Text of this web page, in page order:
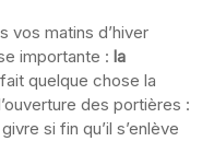
vos matins d’hiver
importante : la
quelque chose la
des portières :
si fin qu’il s’enlève